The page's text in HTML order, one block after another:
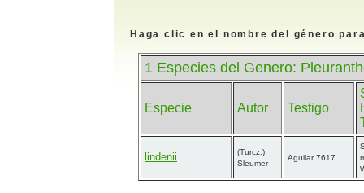
Haga clic en el nombre del género
1 Especies del Genero:
Especie Autor Testigo
lindenii
(Turcz.)
Sleumer
Aguilar 7617